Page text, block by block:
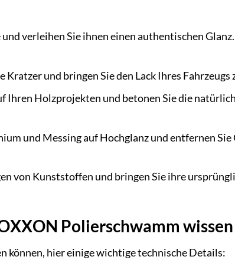
verleihen Sie ihnen einen authentischen
und bringen Sie den Lack Ihres Fahrzeugs
Ihren Holzprojekten und betonen Sie die
und Messing auf Hochglanz und entfernen
von Kunststoffen und bringen Sie ihre
Polierschwamm
können, hier einige wichtige technische Details: